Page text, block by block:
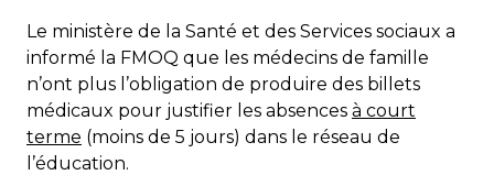
Le ministère de la Santé et des Services sociaux a
informé la FMOQ que les médecins de famille
n’ont plus l’obligation de produire des billets
médicaux pour justifier les absences à court
terme (moins de 5 jours) dans le réseau de
l’éducation.